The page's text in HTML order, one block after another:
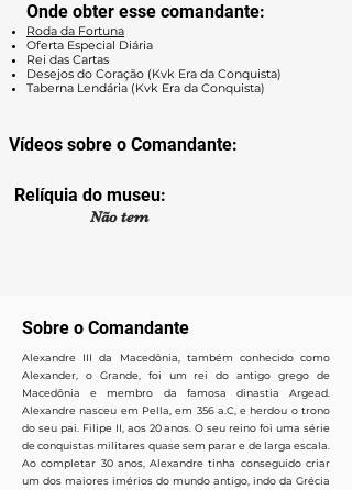
Onde obter esse comandante:
Roda da Fortuna
Oferta Especial Diária
Rei das Cartas
Desejos do Coração (Kvk Era da Conquista)
Taberna Lendária (Kvk Era da Conquista)
Vídeos sobre o Comandante:
Relíquia do museu:
Não tem
Sobre o Comandante
Alexandre III da Macedônia, também conhecido como
Alexander, o Grande, foi um rei do antigo grego de
Macedônia e membro da famosa dinastia Argead.
Alexandre nasceu em Pella, em 356 a.C, e herdou o trono
do seu pai. Filipe II, aos 20 anos. O seu reino foi uma série
de conquistas militares quase sem parar e de larga escala.
Ao completar 30 anos, Alexandre tinha conseguido criar
um dos maiores imérios do mundo antigo, indo da Grécia